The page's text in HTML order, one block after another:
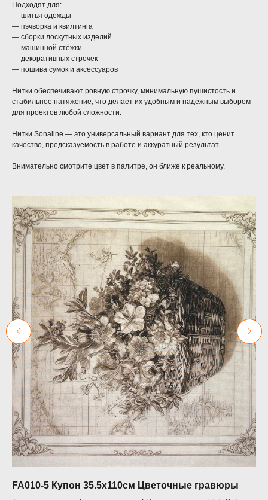
Подходят для:
— шитья одежды
— пэчворка и квилтинга
— сборки лоскутных изделий
— машинной стёжки
— декоративных строчек
— пошива сумок и аксессуаров
Нитки обеспечивают ровную строчку, минимальную пушистость и
стабильное натяжение, что делает их удобным и надёжным выбором
для проектов любой сложности.
Нитки Sonaline — это универсальный вариант для тех, кто ценит
качество, предсказуемость в работе и аккуратный результат.
Внимательно смотрите цвет в палитре, он ближе к реальному.
FA010-5 Купон 35.5х110см Цветочные гравюры